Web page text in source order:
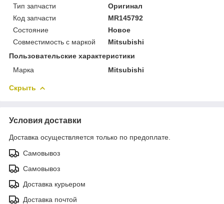
Тип запчасти
Оригинал
Код запчасти
MR145792
Состояние
Новое
Совместимость с маркой
Mitsubishi
Пользовательские характеристики
Марка
Mitsubishi
Скрыть
Условия доставки
Доставка осуществляется только по предоплате.
Самовывоз
Самовывоз
Доставка курьером
Доставка почтой